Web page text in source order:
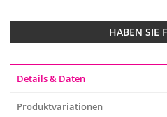
HABEN SIE
Details & Daten
Produktvariationen